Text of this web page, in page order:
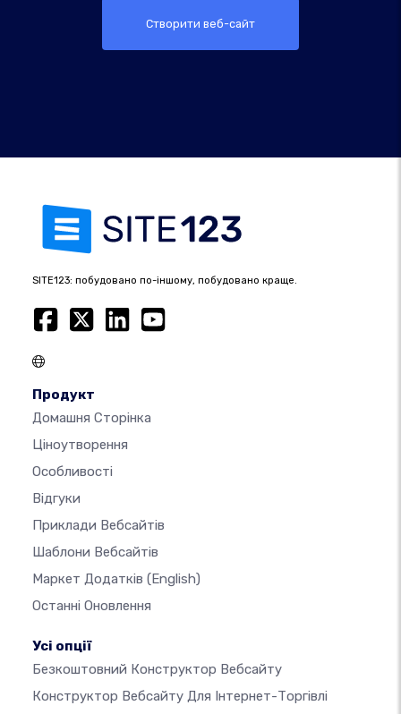
Створити веб-сайт
SITE123: побудовано по-іншому, побудовано краще.
Продукт
Домашня Сторінка
Ціноутворення
Особливості
Відгуки
Приклади Вебсайтів
Шаблони Вебсайтів
Маркет Додатків (English)
Останні Оновлення
Усі опції
Безкоштовний Конструктор Вебсайту
Конструктор Вебсайту Для Інтернет-Торгівлі